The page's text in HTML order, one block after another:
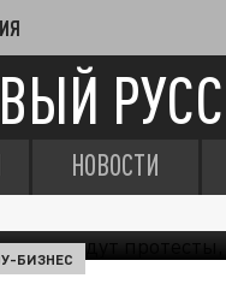
НОВОСТИ
БИЗНЕС